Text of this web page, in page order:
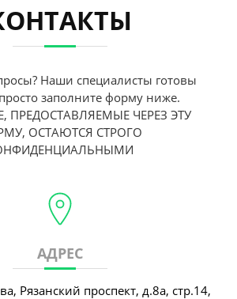
Наши специалисты готовы
заполните форму ниже.
ПРЕДОСТАВЛЯЕМЫЕ ЧЕРЕЗ ЭТУ
ОСТАЮТСЯ СТРОГО
АДРЕС
Рязанский проспект, д.8а, стр.14,